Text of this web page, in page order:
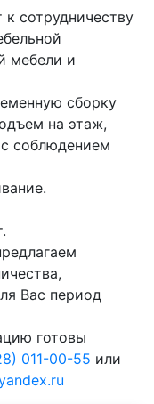
сотрудничеству
мебели и
сборку
на этаж,
соблюдением
Вас период
готовы
011-00-55 или